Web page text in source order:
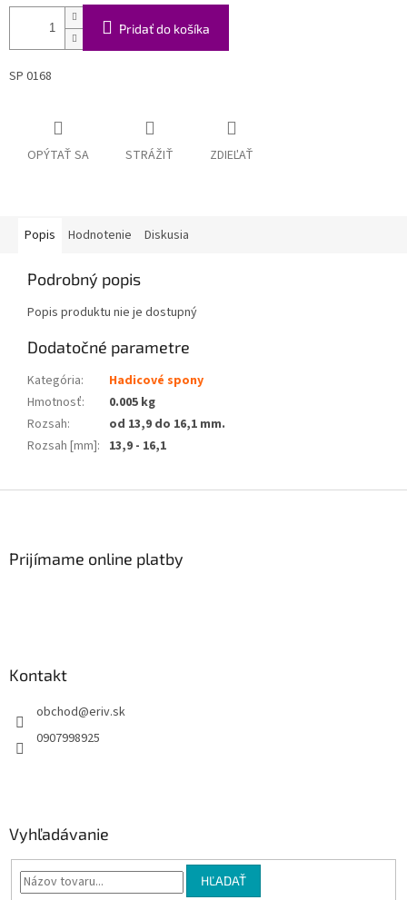
Pridať do košíka
SP 0168
OPÝTAŤ SA STRÁŽIŤ ZDIEĽAŤ
Popis Hodnotenie Diskusia
Podrobný popis
Popis produktu nie je dostupný
Dodatočné parametre
Kategória:
Hadicové spony
Hmotnosť:
0.005 kg
Rozsah:
od 13,9 do 16,1 mm.
Rozsah [mm]: 13,9 - 16,1
Prijímame online platby
Kontakt
obchod@eriv.sk
0907998925
Vyhľadávanie
HĽADAŤ